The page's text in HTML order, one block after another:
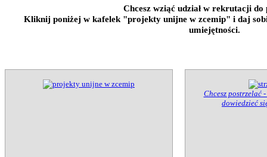
Chcesz wziąć udział w rekrutacji
Kliknij poniżej w kafelek "projekty unijne w zcemip" i daj
umiejętności.
Chcesz postrzelać
dowiedzieć